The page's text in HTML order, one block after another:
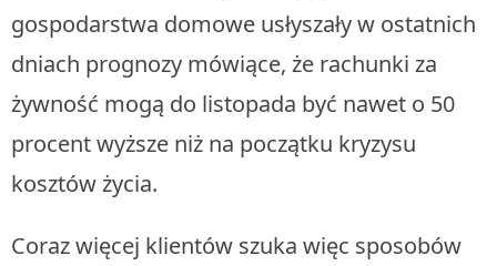
gospodarstwa domowe usłyszały w ostatnich
dniach prognozy mówiące, że rachunki za
żywność mogą do listopada być nawet o 50
procent wyższe niż na początku kryzysu
kosztów życia.
Coraz więcej klientów szuka więc sposobów